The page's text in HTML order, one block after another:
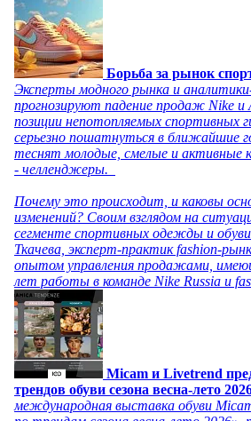
Борьба за рынок
Эксперты модного рынка и
прогнозируют падение продаж Nike и
позиции непотопляемых спортивных
серьезно пошатнуться в ближайшие
теснят молодые, смелые и активные
- челленджеры.
Почему это происходит, и каковы
изменений? Своим взглядом на
сегменте спортивных одежды и
Ткачева, эксперт-практик fashion-
опытом управления продажами,
лет работы в команде Nike Russia и
Micam и Livetrend
трендов обуви сезона весна-лето
международная выставка обуви